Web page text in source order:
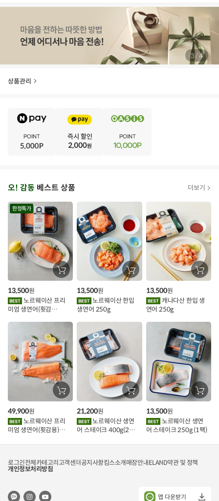
3 /4
상품관리
아
시
인
이
트
오! 감동 베스트 상품 더보기
한정특가
장
바
에
담
노르웨이산 프리
미엄 생연어(횟감
13,500원
장
바
에
담
노르웨이산 한입
생연어 250g
13,500원
장
바
에
담
연어 250g
13,500원
장
바
에
담
기
노르웨이산 프리
미엄 생연어(횟감용)
49,900원
장
바
에
담
기
노르웨이산 생연
어 스테이크 400g(2조
21,200원
장
바
에
담
기
어 스테이크 250g (1팩)
13,500원
로그인전체카테고리고객센터공지사항킴스소개매장안내ELAND약관 및 정책
개인정보처리방침
앱 다운받기